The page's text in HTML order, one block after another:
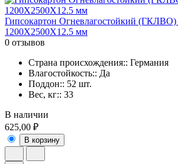
Гипсокартон Огневлагостойкий
1200X2500X12.5 мм
0 отзывов
Страна происхождения:: Германия
Влагостойкость:: Да
Поддон:: 52 шт.
Вес, кг:: 33
В наличии
625,00 ₽
В корзину